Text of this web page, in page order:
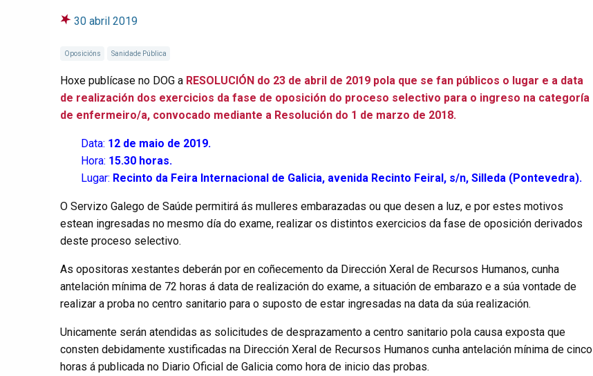
30 abril 2019
Oposicións Sanidade Pública
Hoxe publícase no DOG a RESOLUCIÓN do 23 de abril de 2019 pola que se fan públicos o lugar e a data
de realización dos exercicios da fase de oposición do proceso selectivo para o ingreso na categoría
de enfermeiro/a, convocado mediante a Resolución do 1 de marzo de 2018.
Data: 12 de maio de 2019.
Hora: 15.30 horas.
Lugar: Recinto da Feira Internacional de Galicia, avenida Recinto Feiral, s/n, Silleda (Pontevedra).
O Servizo Galego de Saúde permitirá ás mulleres embarazadas ou que desen a luz, e por estes motivos
estean ingresadas no mesmo día do exame, realizar os distintos exercicios da fase de oposición derivados
deste proceso selectivo.
As opositoras xestantes deberán por en coñecemento da Dirección Xeral de Recursos Humanos, cunha
antelación mínima de 72 horas á data de realización do exame, a situación de embarazo e a súa vontade de
realizar a proba no centro sanitario para o suposto de estar ingresadas na data da súa realización.
Unicamente serán atendidas as solicitudes de desprazamento a centro sanitario pola causa exposta que
consten debidamente xustificadas na Dirección Xeral de Recursos Humanos cunha antelación mínima de cinco
horas á publicada no Diario Oficial de Galicia como hora de inicio das probas.